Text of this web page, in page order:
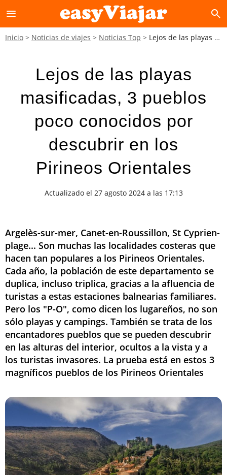
menu search
Inicio Noticias de viajes Noticias Top Lejos de las playas masificadas, 3 pueblos poco conocidos por descubrir en los Pirineos Orientales
Lejos de las playas
masificadas, 3 pueblos
poco conocidos por
descubrir en los
Pirineos Orientales
Actualizado el 27 agosto 2024 a las 17:13
Argelès-sur-mer, Canet-en-Roussillon, St Cyprien-
plage... Son muchas las localidades costeras que
hacen tan populares a los Pirineos Orientales.
Cada año, la población de este departamento se
duplica, incluso triplica, gracias a la afluencia de
turistas a estas estaciones balnearias familiares.
Pero los "P-O", como dicen los lugareños, no son
sólo playas y campings. También se trata de los
encantadores pueblos que se pueden descubrir
en las alturas del interior, ocultos a la vista y a
los turistas invasores. La prueba está en estos 3
magníficos pueblos de los Pirineos Orientales